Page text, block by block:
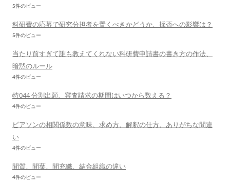
5件のビュー
科研費の応募で研究分担者を置くべきかどうか、採否への影響は？
5件のビュー
当たり前すぎて誰も教えてくれない科研費申請書の書き方の作法、
暗黙のルール
4件のビュー
特044 分割出願、審査請求の期間はいつから数える？
4件のビュー
ピアソンの相関係数の意味、求め方、解釈の仕方、ありがちな間違
い
4件のビュー
間質、間葉、間充織、結合組織の違い
4件のビュー